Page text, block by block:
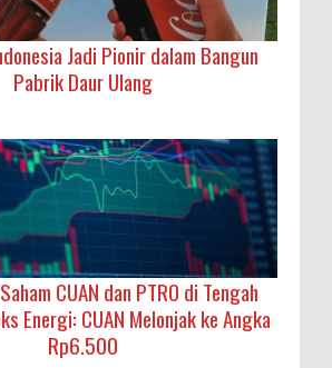
Jadi Pionir dalam Bangun
Pabrik Daur Ulang
CUAN dan PTRO di Tengah
Energi: CUAN Melonjak ke Angka
Rp6.500